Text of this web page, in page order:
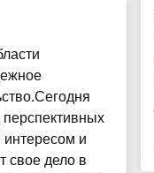
и
свое дело в